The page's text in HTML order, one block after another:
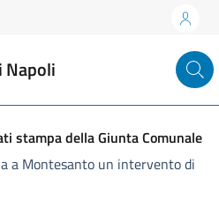
Napoli
stampa della Giunta Comunale
a Montesanto un intervento di